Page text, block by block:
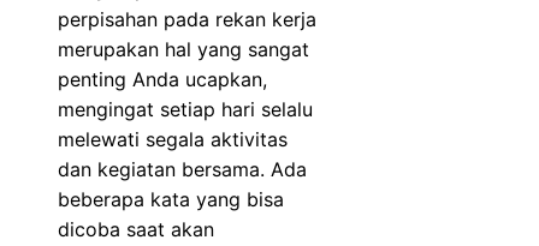
perpisahan pada rekan kerja
merupakan hal yang sangat
penting Anda ucapkan,
mengingat setiap hari selalu
melewati segala aktivitas
dan kegiatan bersama. Ada
beberapa kata yang bisa
dicoba saat akan